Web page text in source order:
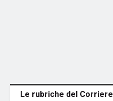
Le rubriche del Corriere